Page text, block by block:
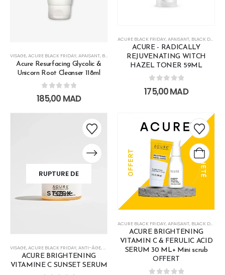
VISAGE,ACURE BLACK FRIDAY,APAISANT, BLACK DAYS , DÉPIGMENTANT,ECLAT ,HYDRATATION
Acure Resurfacing Glycolic &
Unicorn Root Cleanser 118ml
0out of 5
185,00 MAD
ACURE BLACK FRIDAY,APAISANT, BLACK DAYS
ACURE - RADICALLY
REJUVENATING WITCH
HAZEL TONER 59ML
0out of 5
175,00MAD
RUPTURE DE
STOCK
VISAGE,ACURE BLACK FRIDAY,ANTI-ÂGE,ANTI-RIDES,BLACK DAYS, ECLAT, HYDRATATION
ACURE BRIGHTENING
VITAMINE C SUNSET SERUM
ACURE BLACK FRIDAY,APAISANT, BLACK DAYS
ACURE BRIGHTENING
VITAMIN C & FERULIC ACID
SERUM 30 ML+ Mini scrub
OFFERT